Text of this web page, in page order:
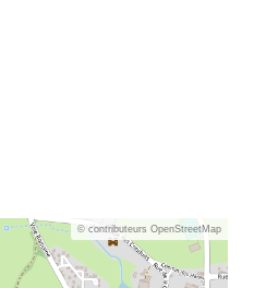
© contributeurs OpenStreetMap